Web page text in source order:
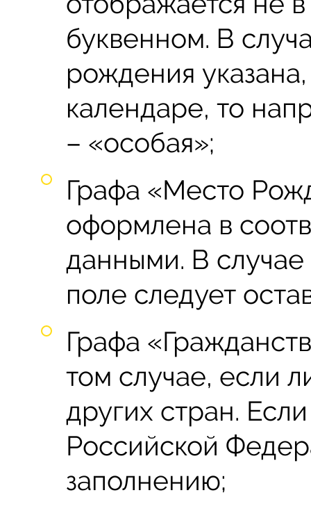
буквенном. В
рождения
календаре, то
– «особая»;
Графа «Место
оформлена в
данными. В
поле следует
Графа
том случае, если
других стран.
Российской
заполнению;